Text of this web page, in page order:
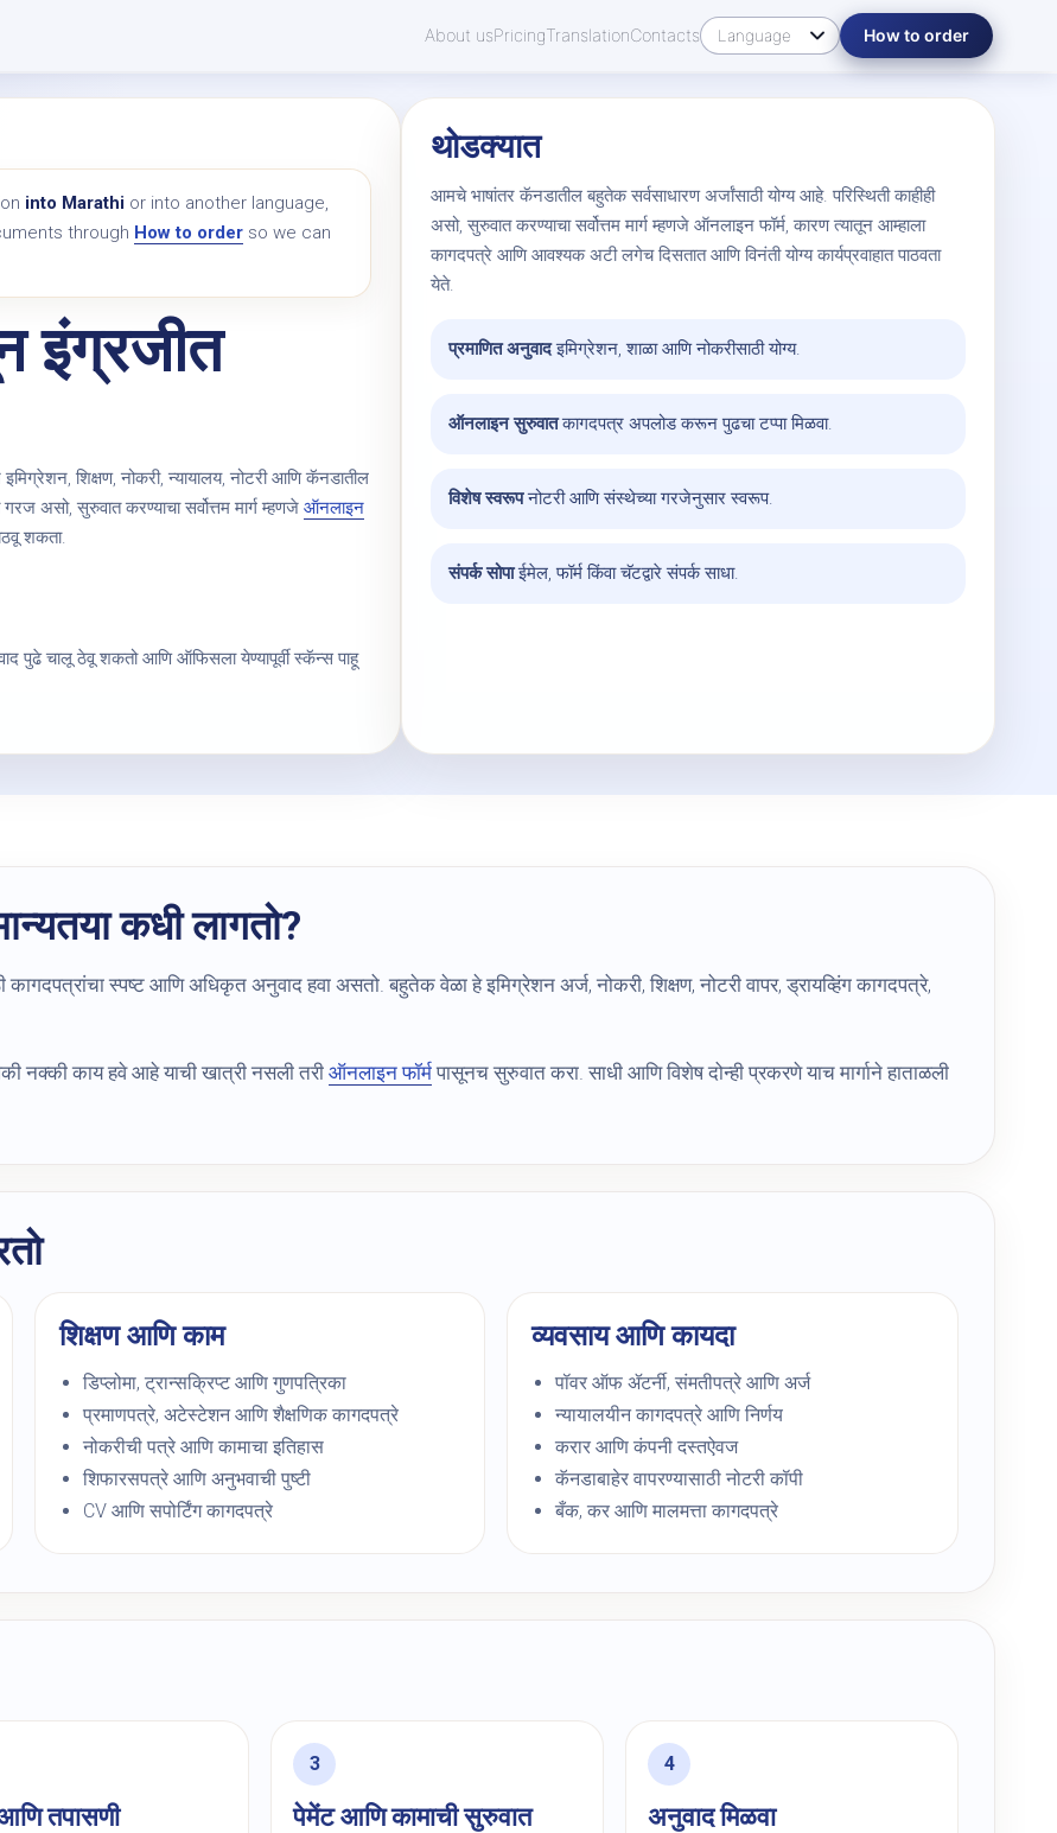
About usPricingTranslationContacts How to order
into Marathi or into another language,
through How to order so we can
इंग्रजीत
शिक्षण, नोकरी, न्यायालय, नोटरी आणि कॅनडातील
असो, सुरुवात करण्याचा सर्वोत्तम मार्ग म्हणजे ऑनलाइन
शकता.
पुढे चालू ठेवू शकतो आणि ऑफिसला येण्यापूर्वी स्कॅन्स पाहू
थोडक्यात
आमचे भाषांतर कॅनडातील बहुतेक सर्वसाधारण अर्जांसाठी योग्य आहे. परिस्थिती काहीही
असो, सुरुवात करण्याचा सर्वोत्तम मार्ग म्हणजे ऑनलाइन फॉर्म, कारण त्यातून आम्हाला
कागदपत्रे आणि आवश्यक अटी लगेच दिसतात आणि विनंती योग्य कार्यप्रवाहात पाठवता
येते.
प्रमाणित अनुवादइमिग्रेशन, शाळा आणि नोकरीसाठी योग्य.
ऑनलाइन सुरुवातकागदपत्र अपलोड करून पुढचा टप्पा मिळवा.
विशेष स्वरूपनोटरी आणि संस्थेच्या गरजेनुसार स्वरूप.
संपर्क सोपाईमेल, फॉर्म किंवा चॅटद्वारे संपर्क साधा.
कधी लागतो?
कागदपत्रांचा स्पष्ट आणि अधिकृत अनुवाद हवा असतो. बहुतेक वेळा हे इमिग्रेशन अर्ज, नोकरी, शिक्षण, नोटरी वापर, ड्रायव्हिंग कागदपत्रे,
नक्की काय हवे आहे याची खात्री नसली तरी ऑनलाइन फॉर्मपासूनच सुरुवात करा. साधी आणि विशेष दोन्ही प्रकरणे याच मार्गाने हाताळली
शिक्षण आणि काम
डिप्लोमा, ट्रान्सक्रिप्ट आणि गुणपत्रिका
प्रमाणपत्रे, अटेस्टेशन आणि शैक्षणिक कागदपत्रे
नोकरीची पत्रे आणि कामाचा इतिहास
शिफारसपत्रे आणि अनुभवाची पुष्टी
CV आणि सपोर्टिंग कागदपत्रे
व्यवसाय आणि कायदा
पॉवर ऑफ ॲटर्नी, संमतीपत्रे आणि अर्ज
न्यायालयीन कागदपत्रे आणि निर्णय
करार आणि कंपनी दस्तऐवज
कॅनडाबाहेर वापरण्यासाठी नोटरी कॉपी
बँक, कर आणि मालमत्ता कागदपत्रे
तपासणी पेमेंट आणि कामाची सुरुवात अनुवाद मिळवा